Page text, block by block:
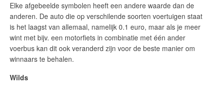
Elke afgebeelde symbolen heeft een andere waarde dan de
anderen. De auto die op verschilende soorten voertuigen staat
is het laagst van allemaal, namelijk 0.1 euro, maar als je meer
wint met bijv. een motorfiets in combinatie met één ander
voerbus kan dit ook veranderd zijn voor de beste manier om
winnaars te behalen.
Wilds